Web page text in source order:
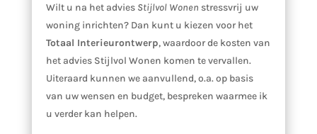
Wilt u na het advies Stijlvol Wonen stressvrij uw
woning inrichten? Dan kunt u kiezen voor het
Totaal Interieurontwerp, waardoor de kosten van
het advies Stijlvol Wonen komen te vervallen.
Uiteraard kunnen we aanvullend, o.a. op basis
van uw wensen en budget, bespreken waarmee ik
u verder kan helpen.